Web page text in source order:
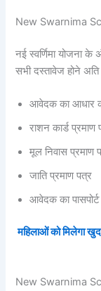
New Swarnima
नई स्वर्णिमा योजना
सभी दस्तावेज होने
आवेदक का आधार
राशन कार्ड प्रमाण
मूल निवास प्रमाण
जाति प्रमाण पत्र
आवेदक का
महिलाओं को मिलेगा
New Swarnima